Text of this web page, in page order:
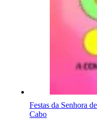
Festas da Senhora
Cabo